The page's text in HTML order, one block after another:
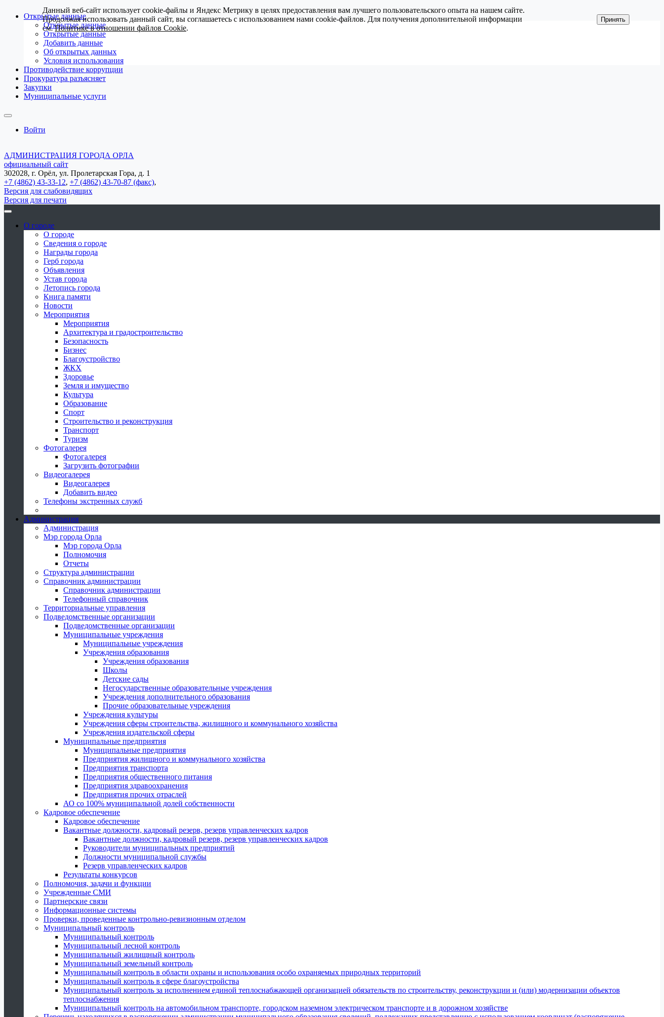
Открытые данные
Открытые данные
Открытые данные
Добавить данные
Об открытых данных
Условия использования
Противодействие коррупции
Прокуратура разъясняет
Закупки
Муниципальные услуги
Войти
АДМИНИСТРАЦИЯ ГОРОДА ОРЛА
официальный сайт
302028, г. Орёл, ул. Пролетарская Гора, д. 1
+7 (4862) 43-33-12, +7 (4862) 43-70-87 (факс),
Версия для слабовидящих
Версия для печати
О городе
О городе
Сведения о городе
Награды города
Герб города
Объявления
Устав города
Летопись города
Книга памяти
Новости
Мероприятия
Мероприятия
Архитектура и градостроительство
Безопасность
Бизнес
Благоустройство
ЖКХ
Здоровье
Земля и имущество
Культура
Образование
Спорт
Строительство и реконструкция
Транспорт
Туризм
Фотогалерея
Фотогалерея
Загрузить фотографии
Видеогалерея
Видеогалерея
Добавить видео
Телефоны экстренных служб
Администрация
Администрация
Мэр города Орла
Мэр города Орла
Полномочия
Отчеты
Структура администрации
Справочник администрации
Справочник администрации
Телефонный справочник
Территориальные управления
Подведомственные организации
Подведомственные организации
Муниципальные учреждения
Муниципальные учреждения
Учреждения образования
Учреждения образования
Школы
Детские сады
Негосударственные образовательные учреждения
Учреждения дополнительного образования
Прочие образовательные учреждения
Учреждения культуры
Учреждения сферы строительства, жилищного и коммунального хозяйства
Учреждения издательской сферы
Муниципальные предприятия
Муниципальные предприятия
Предприятия жилищного и коммунального хозяйства
Предприятия транспорта
Предприятия общественного питания
Предприятия здравоохранения
Предприятия прочих отраслей
АО со 100% муниципальной долей собственности
Кадровое обеспечение
Кадровое обеспечение
Вакантные должности, кадровый резерв, резерв управленческих кадров
Вакантные должности, кадровый резерв, резерв управленческих кадров
Руководители муниципальных предприятий
Должности муниципальной службы
Резерв управленческих кадров
Результаты конкурсов
Полномочия, задачи и функции
Учрежденные СМИ
Партнерские связи
Информационные системы
Проверки, проведенные контрольно-ревизионным отделом
Муниципальный контроль
Муниципальный контроль
Муниципальный лесной контроль
Муниципальный жилищный контроль
Муниципальный земельный контроль
Муниципальный контроль в области охраны и использования особо охраняемых природных территорий
Муниципальный контроль в сфере благоустройства
Муниципальный контроль за исполнением единой теплоснабжающей организацией обязательств по строительству, реконструкции и (или) модернизации объектов
теплоснабжения
Муниципальный контроль на автомобильном транспорте, городском наземном электрическом транспорте и в дорожном хозяйстве
Данный веб-сайт использует cookie-файлы и Яндекс Метрику в целях предоставления вам лучшего пользовательского опыта на нашем сайте.
Продолжая использовать данный сайт, вы соглашаетесь с использованием нами cookie-файлов. Для получения дополнительной информации
см.Политике в отношении файлов Cookie.
Принять